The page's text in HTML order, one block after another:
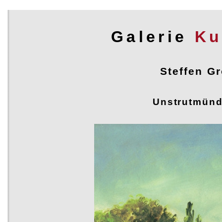
Galerie
Steffen Gröbner - Ölmalerei
Steffen